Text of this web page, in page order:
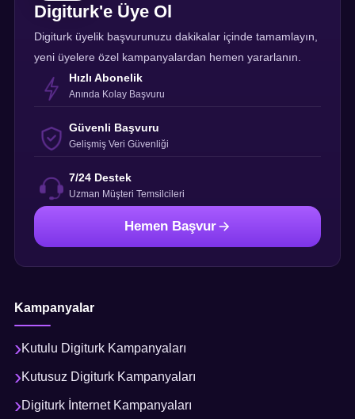
Digiturk'e Üye Ol
Digiturk üyelik başvurunuzu dakikalar içinde tamamlayın,
yeni üyelere özel kampanyalardan hemen yararlanın.
Hızlı Abonelik
Anında Kolay Başvuru
Güvenli Başvuru
Gelişmiş Veri Güvenliği
7/24 Destek
Uzman Müşteri Temsilcileri
Hemen Başvur
Kampanyalar
Kutulu Digiturk Kampanyaları
Kutusuz Digiturk Kampanyaları
Digiturk İnternet Kampanyaları